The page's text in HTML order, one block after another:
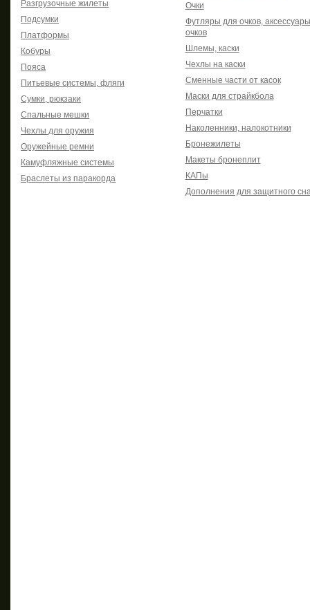
Разгрузочные жилеты
Подсумки
Платформы
Кобуры
Пояса
Питьевые системы, фляги
Сумки, рюкзаки
Спальные мешки
Чехлы для оружия
Оружейные ремни
Камуфляжные системы
Браслеты из паракорда
Очки
Футляры для очков,
очков
Шлемы, каски
Чехлы на каски
Сменные части от касок
Маски для страйкбола
Перчатки
Наколенники, налокотники
Бронежилеты
Макеты бронеплит
КАПы
Дополнения для защитного